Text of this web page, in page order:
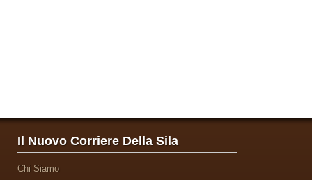
Il Nuovo Corriere Della Sila
Chi Siamo